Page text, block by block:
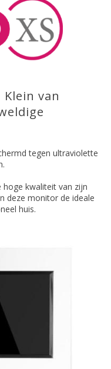
van
tegen ultraviolette
kwaliteit van zijn
deze monitor de ideale
huis.